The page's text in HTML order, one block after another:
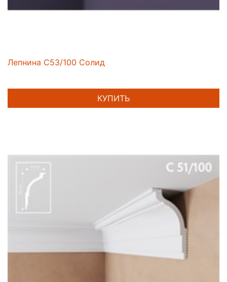
Лепнина C53/100 Солид
КУПИТЬ